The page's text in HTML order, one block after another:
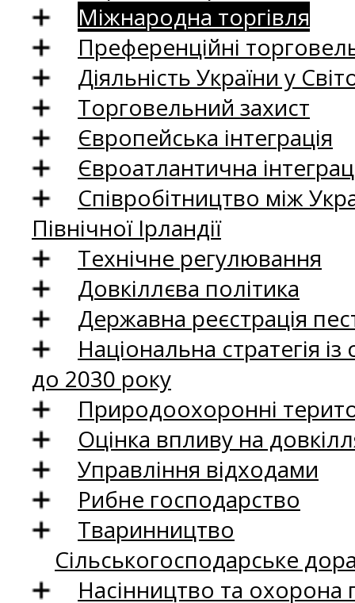
Міжнародна торгівля
Преференційні
Діяльність України у
Торговельний захист
Європейська інтеграція
Євроатлантична
Співробітництво між
Північної Ірландії
Технічне регулювання
Довкіллєва політика
Державна реєстрація
Національна стратегія
до 2030 року
Природоохоронні
Оцінка впливу на
Управління відходами
Рибне господарство
Тваринництво
Сільськогосподарське
Насінництво та